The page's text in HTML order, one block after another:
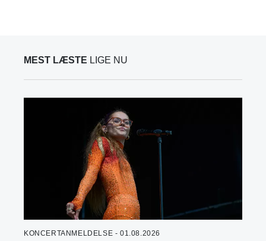
MEST LÆSTE LIGE NU
KONCERTANMELDELSE - 01.08.2026